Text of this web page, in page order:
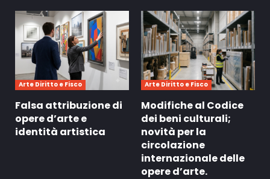
Arte Diritto e Fisco
Falsa attribuzione di
opere d’arte e
identità artistica
Arte Diritto e Fisco
Modifiche al Codice
dei beni culturali;
novità per la
circolazione
internazionale delle
opere d’arte.